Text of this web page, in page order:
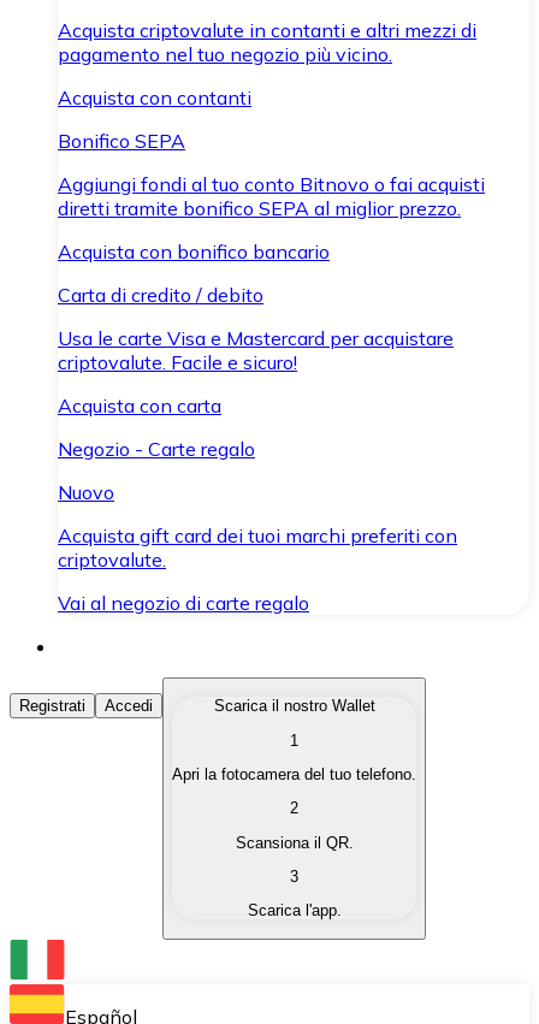
Acquista criptovalute in contanti e altri mezzi di
pagamento nel tuo negozio più vicino.
Acquista con contanti
Bonifico SEPA
Aggiungi fondi al tuo conto Bitnovo o fai acquisti
diretti tramite bonifico SEPA al miglior prezzo.
Acquista con bonifico bancario
Carta di credito / debito
Usa le carte Visa e Mastercard per acquistare
criptovalute. Facile e sicuro!
Acquista con carta
Negozio - Carte regalo
Nuovo
Acquista gift card dei tuoi marchi preferiti con
criptovalute.
Vai al negozio di carte regalo
Acquista Criptovalute
Acquista le criptovalute che ti interessano in modo
Converti le tue criptovalute in valuta fiat quando ne
Scambia una criptovaluta con un'altra
Conserva le tue cripto in un Wallet self-custodial.
Registrati Accedi
Scarica il nostro Wallet
1
Apri la fotocamera del tuo telefono.
2
Scansiona il QR.
3
Scarica l'app.
Español